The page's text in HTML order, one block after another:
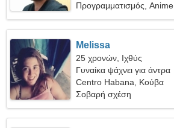
Προγραμματισμός, Anime
Melissa
25 χρονών, Ιχθύς
Γυναίκα ψάχνει για άντρα
Centro Habana, Κούβα
Σοβαρή σχέση